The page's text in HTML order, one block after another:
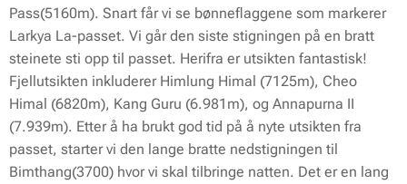
Pass(5160m). Snart får vi se bønneflaggene som markerer
Larkya La-passet. Vi går den siste stigningen på en bratt
steinete sti opp til passet. Herifra er utsikten fantastisk!
Fjellutsikten inkluderer Himlung Himal (7125m), Cheo
Himal (6820m), Kang Guru (6.981m), og Annapurna II
(7.939m). Etter å ha brukt god tid på å nyte utsikten fra
passet, starter vi den lange bratte nedstigningen til
Bimthang(3700) hvor vi skal tilbringe natten. Det er en lang